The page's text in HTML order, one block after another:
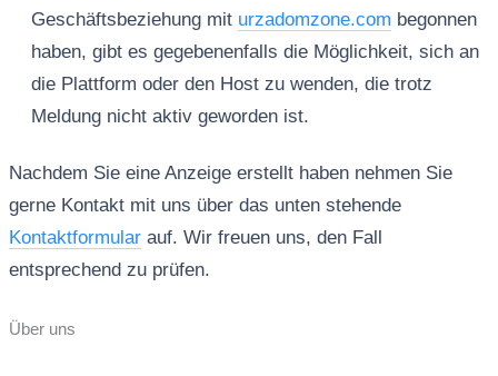
Geschäftsbeziehung mit urzadomzone.com begonnen
haben, gibt es gegebenenfalls die Möglichkeit, sich an
die Plattform oder den Host zu wenden, die trotz
Meldung nicht aktiv geworden ist.
Nachdem Sie eine Anzeige erstellt haben nehmen Sie
gerne Kontakt mit uns über das unten stehende
Kontaktformularauf. Wir freuen uns, den Fall
entsprechend zu prüfen.
Über uns